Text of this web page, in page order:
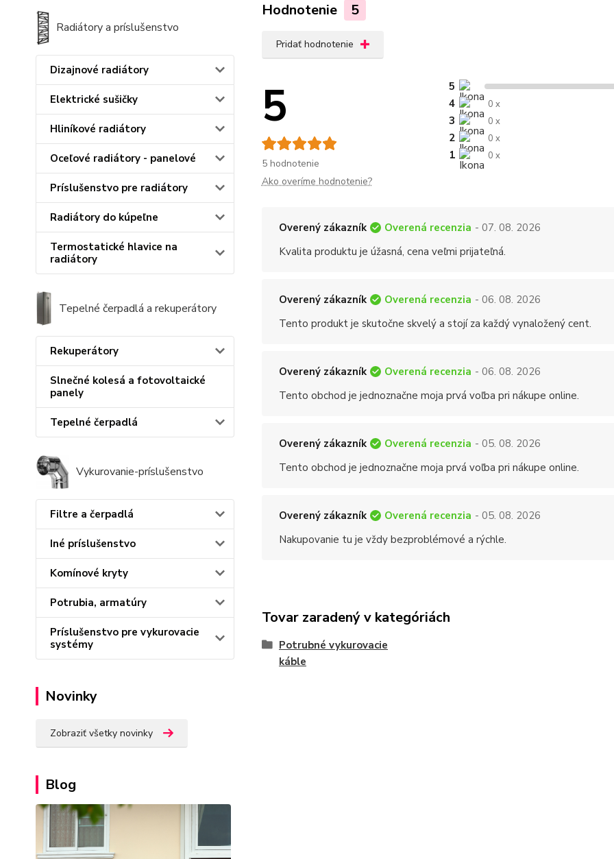
Radiátory a príslušenstvo
Dizajnové radiátory
Elektrické sušičky
Hliníkové radiátory
Oceľové radiátory - panelové
Príslušenstvo pre radiátory
Radiátory do kúpeľne
Termostatické hlavice na
radiátory
Tepelné čerpadlá a rekuperátory
Rekuperátory
Slnečné kolesá a fotovoltaické
panely
Tepelné čerpadlá
Vykurovanie-príslušenstvo
Filtre a čerpadlá
Iné príslušenstvo
Komínové kryty
Potrubia, armatúry
Príslušenstvo pre vykurovacie
systémy
Novinky
Zobraziť všetky novinky
Blog
Hodnotenie 5
Pridať hodnotenie
5
5 hodnotenie
5
4
0 x
3 0 x
2 0 x
1 0 x
Ako overíme hodnotenie?
Overený zákazník Overená recenzia - 07. 08. 2026
Kvalita produktu je úžasná, cena veľmi prijateľná.
Overený zákazník Overená recenzia - 06. 08. 2026
Tento produkt je skutočne skvelý a stojí za každý vynaložený cent.
Overený zákazník Overená recenzia - 06. 08. 2026
Tento obchod je jednoznačne moja prvá voľba pri nákupe online.
Overený zákazník Overená recenzia - 05. 08. 2026
Tento obchod je jednoznačne moja prvá voľba pri nákupe online.
Overený zákazník Overená recenzia - 05. 08. 2026
Nakupovanie tu je vždy bezproblémové a rýchle.
Tovar zaradený v kategóriách
Potrubné vykurovacie
káble